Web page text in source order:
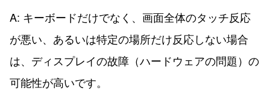
A: キーボードだけでなく、画面全体のタッチ反応
が悪い、あるいは特定の場所だけ反応しない場合
は、ディスプレイの故障（ハードウェアの問題）の
可能性が高いです。